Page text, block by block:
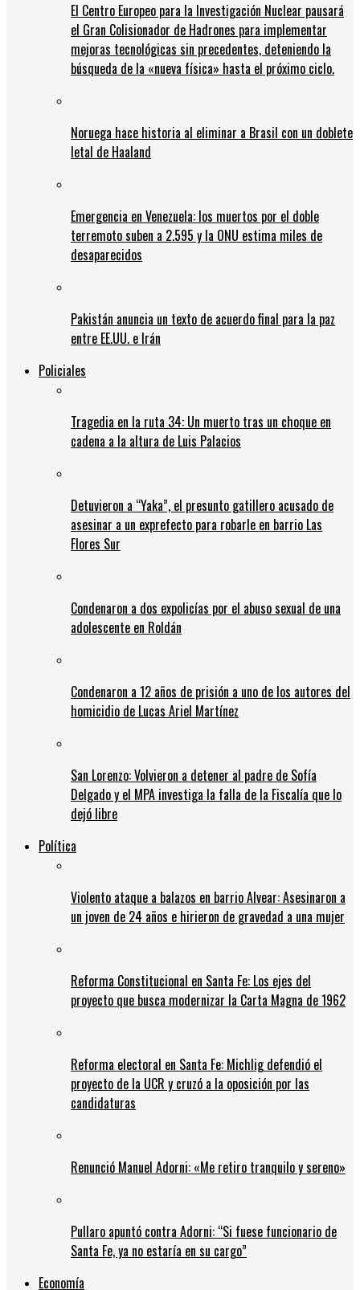
El Centro Europeo para la Investigación Nuclear pausará
el Gran Colisionador de Hadrones para implementar
mejoras tecnológicas sin precedentes, deteniendo la
búsqueda de la «nueva física» hasta el próximo ciclo.
Noruega hace historia al eliminar a Brasil con un doblete
letal de Haaland
Emergencia en Venezuela: los muertos por el doble
terremoto suben a 2.595 y la ONU estima miles de
desaparecidos
Pakistán anuncia un texto de acuerdo final para la paz
entre EE.UU. e Irán
Policiales
Tragedia en la ruta 34: Un muerto tras un choque en
cadena a la altura de Luis Palacios
Detuvieron a “Yaka”, el presunto gatillero acusado de
asesinar a un exprefecto para robarle en barrio Las
Flores Sur
Condenaron a dos expolicías por el abuso sexual de una
adolescente en Roldán
Condenaron a 12 años de prisión a uno de los autores del
homicidio de Lucas Ariel Martínez
San Lorenzo: Volvieron a detener al padre de Sofía
Delgado y el MPA investiga la falla de la Fiscalía que lo
dejó libre
Política
Violento ataque a balazos en barrio Alvear: Asesinaron a
un joven de 24 años e hirieron de gravedad a una mujer
Reforma Constitucional en Santa Fe: Los ejes del
proyecto que busca modernizar la Carta Magna de 1962
Reforma electoral en Santa Fe: Michlig defendió el
proyecto de la UCR y cruzó a la oposición por las
candidaturas
Renunció Manuel Adorni: «Me retiro tranquilo y sereno»
Pullaro apuntó contra Adorni: “Si fuese funcionario de
Santa Fe, ya no estaría en su cargo”
Economía